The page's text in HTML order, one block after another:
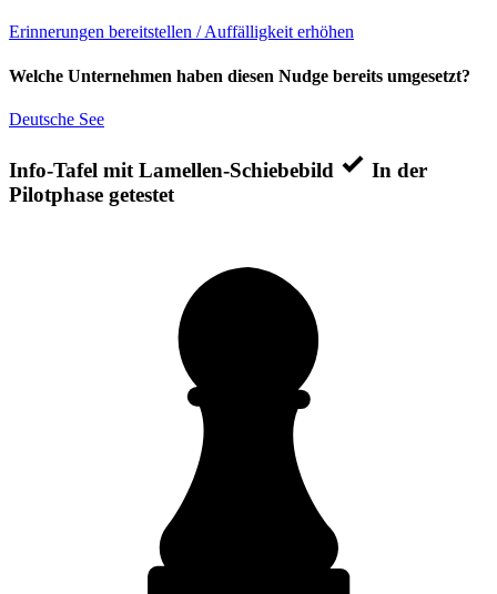
Erinnerungen bereitstellen / Auffälligkeit erhöhen
Welche Unternehmen haben diesen Nudge bereits umgesetzt?
Deutsche See
Info-Tafel mit Lamellen-Schiebebild
In der
Pilotphase getestet